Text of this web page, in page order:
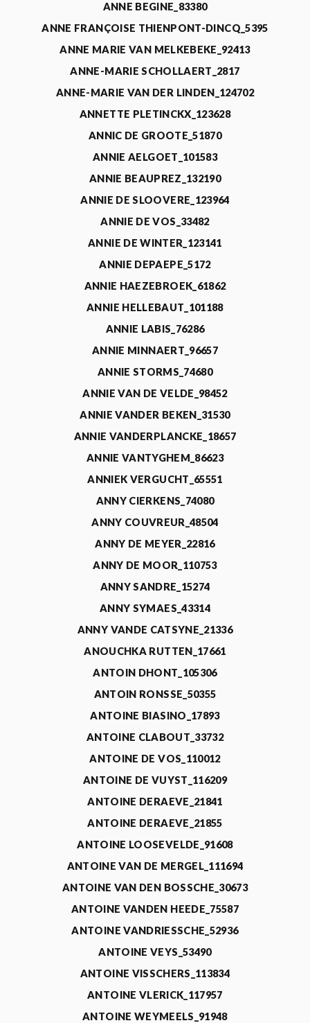
ANNE BEGINE_83380
ANNE FRANÇOISE THIENPONT-DINCQ_5395
ANNE MARIE VAN MELKEBEKE_92413
ANNE-MARIE SCHOLLAERT_2817
ANNE-MARIE VAN DER LINDEN_124702
ANNETTE PLETINCKX_123628
ANNIC DE GROOTE_51870
ANNIE AELGOET_101583
ANNIE BEAUPREZ_132190
ANNIE DE SLOOVERE_123964
ANNIE DE VOS_33482
ANNIE DE WINTER_123141
ANNIE DEPAEPE_5172
ANNIE HAEZEBROEK_61862
ANNIE HELLEBAUT_101188
ANNIE LABIS_76286
ANNIE MINNAERT_96657
ANNIE STORMS_74680
ANNIE VAN DE VELDE_98452
ANNIE VANDER BEKEN_31530
ANNIE VANDERPLANCKE_18657
ANNIE VANTYGHEM_86623
ANNIEK VERGUCHT_65551
ANNY CIERKENS_74080
ANNY COUVREUR_48504
ANNY DE MEYER_22816
ANNY DE MOOR_110753
ANNY SANDRE_15274
ANNY SYMAES_43314
ANNY VANDE CATSYNE_21336
ANOUCHKA RUTTEN_17661
ANTOIN DHONT_105306
ANTOIN RONSSE_50355
ANTOINE BIASINO_17893
ANTOINE CLABOUT_33732
ANTOINE DE VOS_110012
ANTOINE DE VUYST_116209
ANTOINE DERAEVE_21841
ANTOINE DERAEVE_21855
ANTOINE LOOSEVELDE_91608
ANTOINE VAN DE MERGEL_111694
ANTOINE VAN DEN BOSSCHE_30673
ANTOINE VANDEN HEEDE_75587
ANTOINE VANDRIESSCHE_52936
ANTOINE VEYS_53490
ANTOINE VISSCHERS_113834
ANTOINE VLERICK_117957
ANTOINE WEYMEELS_91948